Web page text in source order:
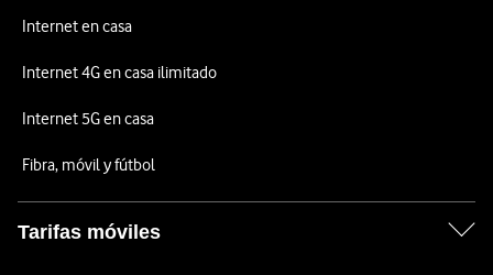
Internet en casa
Internet 4G en casa ilimitado
Internet 5G en casa
Fibra, móvil y fútbol
Tarifas móviles